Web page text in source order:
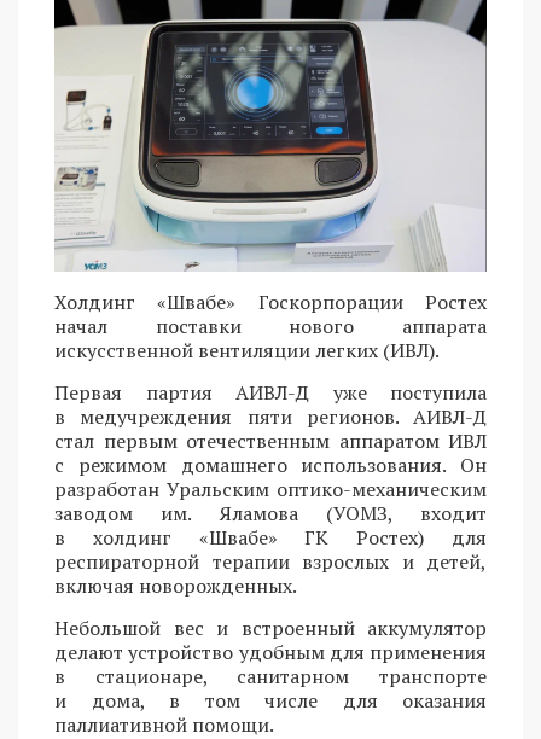
Холдинг «Швабе» Госкорпорации Ростех
начал поставки нового аппарата
искусственной вентиляции легких (ИВЛ).
Первая партия АИВЛ-Д уже поступила
в медучреждения пяти регионов. АИВЛ-Д
стал первым отечественным аппаратом ИВЛ
с режимом домашнего использования. Он
разработан Уральским оптико-механическим
заводом им. Яламова (УОМЗ, входит
в холдинг «Швабе» ГК Ростех) для
респираторной терапии взрослых и детей,
включая новорожденных.
Небольшой вес и встроенный аккумулятор
делают устройство удобным для применения
в стационаре, санитарном транспорте
и дома, в том числе для оказания
паллиативной помощи.